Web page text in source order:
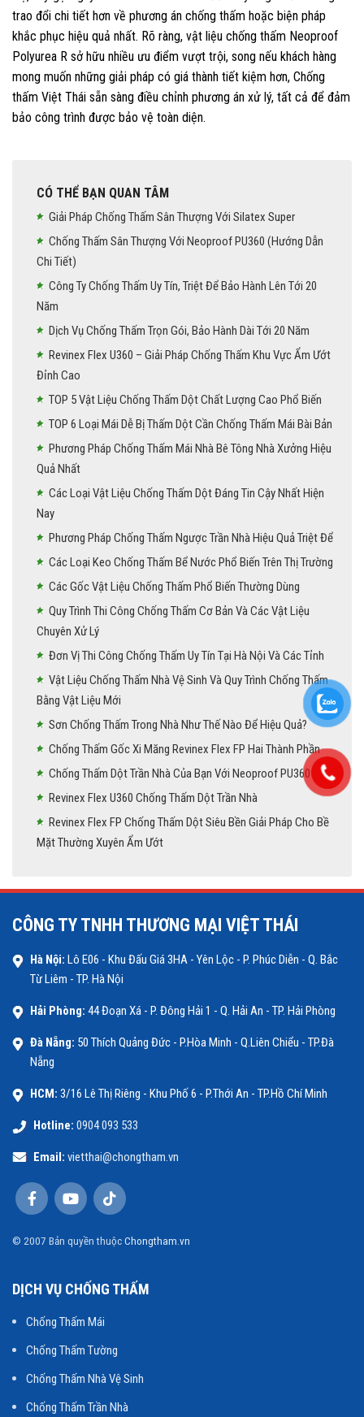
trao đổi chi tiết hơn về phương án chống thấm hoặc biện pháp
khắc phục hiệu quả nhất. Rõ ràng, vật liệu chống thấm Neoproof
Polyurea R sở hữu nhiều ưu điểm vượt trội, song nếu khách hàng
mong muốn những giải pháp có giá thành tiết kiệm hơn, Chống
thấm Việt Thái sẵn sàng điều chỉnh phương án xử lý, tất cả để đảm
bảo công trình được bảo vệ toàn diện.
CÓ THỂ BẠN QUAN TÂM
Giải Pháp Chống Thấm Sân Thượng Với Silatex Super
Chống Thấm Sân Thượng Với Neoproof PU360 (hướng Dẫn
Chi Tiết)
Công Ty Chống Thấm Uy Tín, Triệt Để Bảo Hành Lên Tới 20
Năm
Dịch Vụ Chống Thấm Trọn Gói, Bảo Hành Dài Tới 20 Năm
Revinex Flex U360 – Giải Pháp Chống Thấm Khu Vực Ẩm Ướt
Đỉnh Cao
TOP 5 Vật Liệu Chống Thấm Dột Chất Lượng Cao Phổ Biến
TOP 6 Loại Mái Dễ Bị Thấm Dột Cần Chống Thấm Mái Bài Bản
Phương Pháp Chống Thấm Mái Nhà Bê Tông Nhà Xưởng Hiệu
Quả Nhất
Các Loại Vật Liệu Chống Thấm Dột Đáng Tin Cậy Nhất Hiện
Nay
Phương Pháp Chống Thấm Ngược Trần Nhà Hiệu Quả Triệt Để
Các Loại Keo Chống Thấm Bể Nước Phổ Biến Trên Thị Trường
Các Gốc Vật Liệu Chống Thấm Phổ Biến Thường Dùng
Quy Trình Thi Công Chống Thấm Cơ Bản Và Các Vật Liệu
Chuyên Xử Lý
Đơn Vị Thi Công Chống Thấm Uy Tín Tại Hà Nội Và Các Tỉnh
Vật Liệu Chống Thấm Nhà Vệ Sinh Và Quy Trình Chống Thấm
Bằng Vật Liệu Mới
Sơn Chống Thấm Trong Nhà Như Thế Nào Để Hiệu Quả?
Chống Thấm Gốc Xi Măng Revinex Flex FP Hai Thành Phần
Chống Thấm Dột Trần Nhà Của Bạn Với Neoproof PU360
Revinex Flex U360 Chống Thấm Dột Trần Nhà
Revinex Flex FP Chống Thấm Dột Siêu Bền Giải Pháp Cho Bề
Mặt Thường Xuyên Ẩm Ướt
CÔNG TY TNHH THƯƠNG MẠI VIỆT THÁI
Hà Nội: Lô E06 - Khu Đấu Giá 3HA - Yên Lộc - P. Phúc Diễn - Q. Bắc
Từ Liêm - TP. Hà Nội
Hải Phòng: 44 Đoạn Xá - P. Đông Hải 1 - Q. Hải An - TP. Hải Phòng
Đà Nẵng: 50 Thích Quảng Đức - P.Hòa Minh - Q.Liên Chiểu - TP.Đà
Nẵng
HCM: 3/16 Lê Thị Riêng - Khu Phố 6 - P.Thới An - TP.Hồ Chí Minh
Hotline: 0904 093 533
Email: vietthai@chongtham.vn
© 2007 Bản quyền thuộc Chongtham.vn
DỊCH VỤ CHỐNG THẤM
Chống Thấm Mái
Chống Thấm Tường
Chống Thấm Nhà Vệ Sinh
Chống Thấm Trần Nhà